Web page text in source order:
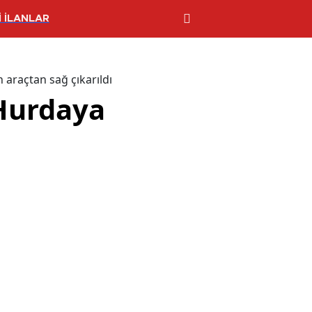
İLANLAR
sağ çıkarıldı